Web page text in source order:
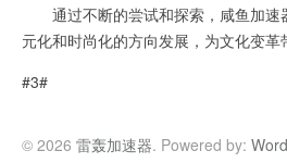
通过不断的尝试和探索，咸鱼加速
元化和时尚化的方向发展，为文化变革
#3#
© 2026 雷轰加速器. Powered by: